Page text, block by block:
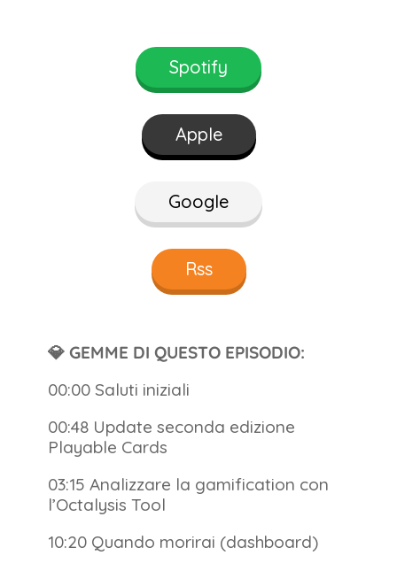
Spotify
Apple
Google
Rss
💎 GEMME DI QUESTO EPISODIO:
00:00 Saluti iniziali
00:48 Update seconda edizione
Playable Cards
03:15 Analizzare la gamification con
l’Octalysis Tool
10:20 Quando morirai (dashboard)